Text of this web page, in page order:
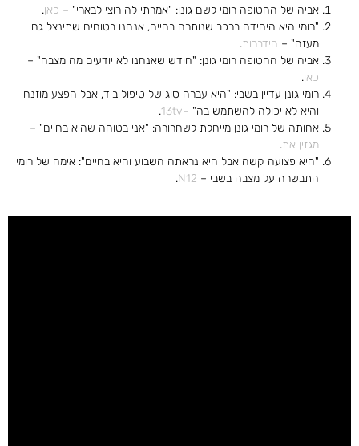
אביה של החטופה רומי לשם גונן: "אמרתי לה רוצי לבארי" – כאן.
"רומי היא היחידה ברכב שנותרה בחיים, אנחנו בטוחים שתינצל גם
מעזה" – הידברות.
אביה של החטופה רומי גונן: "חודש שאנחנו לא יודעים מה מצבה" –
כאן.
רומי גונן עדיין בשבי: "היא עברה סוג של טיפול ביד, אבל הפצע מוזנח
והיא לא יכולה להשתמש בה" –13tv
.
אחותה של רומי גונן מייחלת לשחרורה: "אני בטוחה שהיא בחיים" –
מגזין את.
"היא פצועה קשה אבל היא נראתה השבוע והיא בחיים": אימה של רומי
התבשרה על מצבה בשבי – N12
.